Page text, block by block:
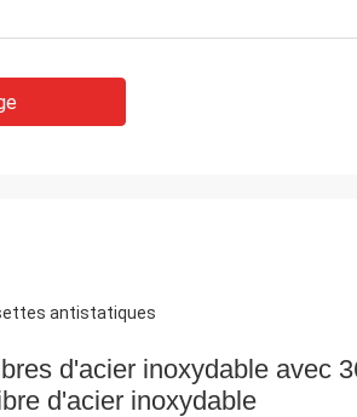
antistatiques
d'acier inoxydable avec
d'acier inoxydable